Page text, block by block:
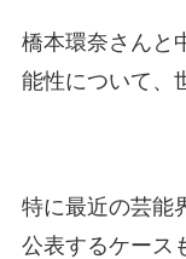
橋本環奈さんと
能性について、
特に最近の芸能
公表するケース